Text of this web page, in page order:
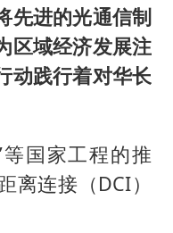
先进的光通信制
区域经济发展注
动践行着对华长
国家工程的推
离连接（DCI）